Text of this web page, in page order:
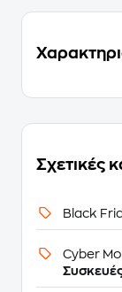
Σχετικές
Black
Cyber